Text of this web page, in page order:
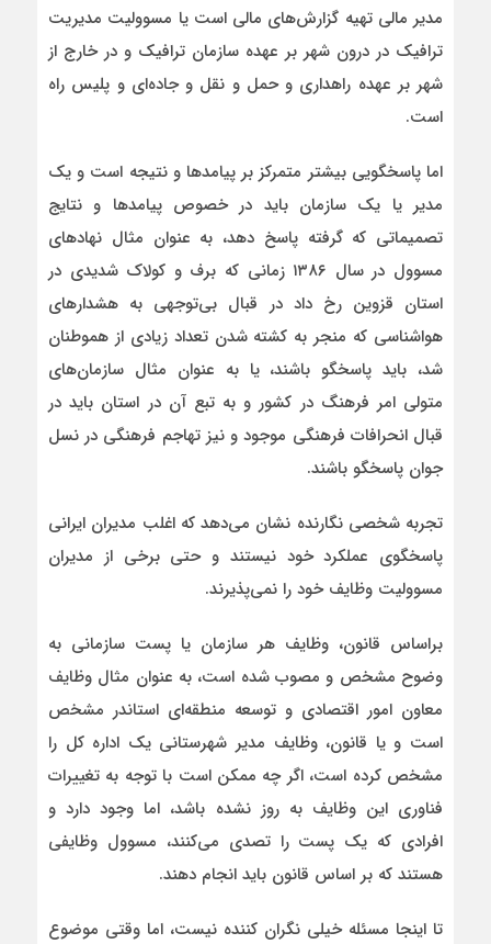
مدیر مالی تهیه گزارش‌های مالی است یا مسوولیت مدیریت
ترافیک در درون شهر بر عهده سازمان ترافیک و در خارج از
شهر بر عهده راهداری و حمل و نقل و جاده‌ای و پلیس راه
است.
اما پاسخگویی بیشتر متمرکز بر پیامدها و نتیجه است و یک
مدیر یا یک سازمان باید در خصوص پیامدها و نتایج
تصمیماتی که گرفته پاسخ دهد، به عنوان مثال نهادهای
مسوول در سال ۱۳۸۶ زمانی که برف و کولاک شدیدی در
استان قزوین رخ داد در قبال بی‌توجهی به هشدارهای
هواشناسی که منجر به کشته شدن تعداد زیادی از هموطنان
شد، باید پاسخگو باشند، یا به عنوان مثال سازمان‌های
متولی امر فرهنگ در کشور و به تبع آن در استان باید در
قبال انحرافات فرهنگی موجود و نیز تهاجم فرهنگی در نسل
جوان پاسخگو باشند.
تجربه شخصی نگارنده نشان می‌دهد که اغلب مدیران ایرانی
پاسخگوی عملکرد خود نیستند و حتی برخی از مدیران
مسوولیت وظایف خود را نمی‌پذیرند.
براساس قانون، وظایف هر سازمان یا پست سازمانی به
وضوح مشخص و مصوب شده است، به عنوان مثال وظایف
معاون امور اقتصادی و توسعه منطقه‌ای استاندر مشخص
است و یا قانون، وظایف مدیر شهرستانی یک اداره کل را
مشخص کرده است، اگر چه ممکن است با توجه به تغییرات
فناوری این وظایف به روز نشده باشد، اما وجود دارد و
افرادی که یک پست را تصدی می‌کنند، مسوول وظایفی
هستند که بر اساس قانون باید انجام دهند.
تا اینجا مسئله خیلی نگران کننده نیست، اما وقتی موضوع